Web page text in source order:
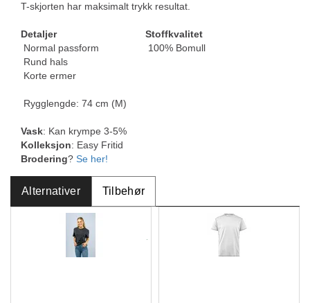
T-skjorten har maksimalt trykk resultat.
Detaljer
Stoffkvalitet
Normal passform
100% Bomull
Rund hals
Korte ermer
Rygglengde: 74 cm (M)
Vask: Kan krympe 3-5%
Kolleksjon: Easy Fritid
Brodering? Se her!
Alternativer Tilbehør